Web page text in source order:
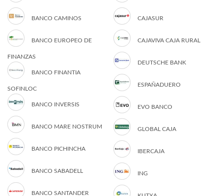
BANCO CAMINOS
BANCO EUROPEO DE
FINANZAS
BANCO FINANTIA
SOFINLOC
BANCO INVERSIS
BANCO MARE NOSTRUM
BANCO PICHINCHA
BANCO SABADELL
BANCO SANTANDER
CAJASUR
CAJAVIVA CAJA RURAL
DEUTSCHE BANK
ESPAÑADUERO
EVO BANCO
GLOBAL CAJA
IBERCAJA
ING